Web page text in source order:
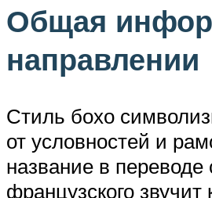
Общая
направлении
Стиль бохо
от условностей и
название в переводе
французского звучит